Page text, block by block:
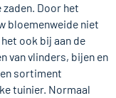
Door het
bloemenweide niet
ook bij aan de
van vlinders, bijen en
sortiment
tuinier. Normaal